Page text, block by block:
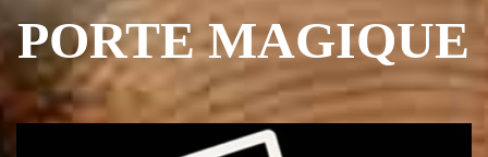
PORTE MAGIQUE